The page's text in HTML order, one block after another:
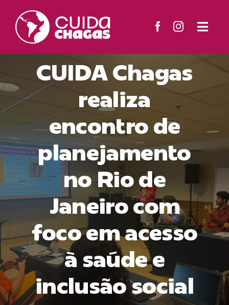
para
conteúdo
O Projeto
Territórios
Materiais
Notícias
Buscar
resultados
para:
CUIDA Chagas
realiza
encontro de
planejamento
no Rio de
Janeiro com
foco em acesso
à saúde e
inclusão social